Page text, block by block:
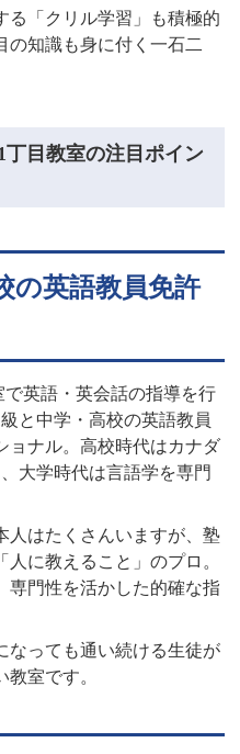
る「クリル学習」も積極的
の知識も身に付く一石二
目教室の注目ポイン
の英語教員免許
英語・英会話の指導を行
と中学・高校の英語教員
ョナル。高校時代はカナダ
大学時代は言語学を専門
人はたくさんいますが、塾
に教えること」のプロ。
専門性を活かした的確な指
なっても通い続ける生徒が
室です。